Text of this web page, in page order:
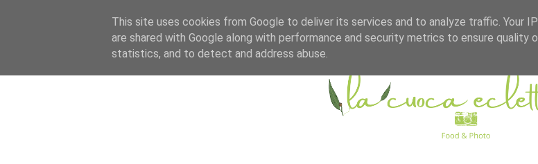
This site uses cookies from Google to deliver its services and to analyze traffic. Your
are shared with Google along with performance and security metrics to ensure quality
statistics, and to detect and address abuse.